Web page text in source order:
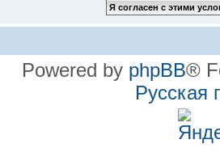
Powered by phpBB®
Русская